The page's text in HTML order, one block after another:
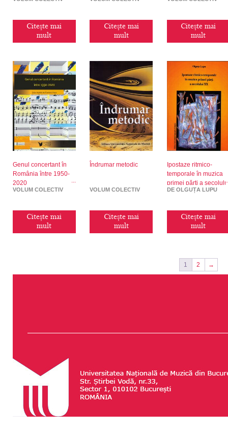
Citește mai
mult
Citește mai
mult
Citește mai
mult
Genul concertant în
România între 1950-
2020
VOLUM COLECTIV
Citește mai
mult
Îndrumar metodic
VOLUM COLECTIV
Citește mai
mult
Ipostaze ritmico-
temporale în muzica
primei părți a
XX
DE OLGUȚA LUPU
Citește mai
mult
1 2 →